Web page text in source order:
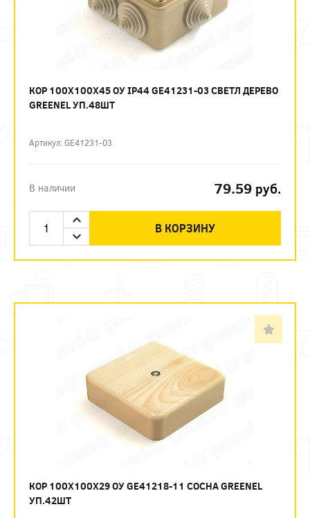
КОР 100Х100Х45 ОУ IP44 GE41231-03 СВЕТЛ ДЕРЕВО
GREENEL УП.48ШТ
Артикул: GE41231-03
В наличии 79.59 руб.
В КОРЗИНУ
КОР 100Х100Х29 ОУ GE41218-11 СОСНА GREENEL
УП.42ШТ